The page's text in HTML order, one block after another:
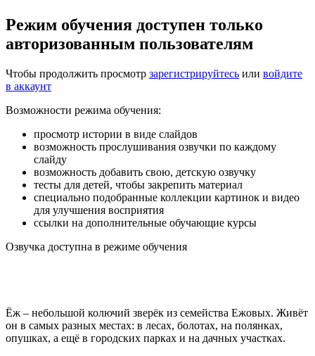
Режим обучения доступен только
авторизованным пользователям
Чтобы продолжить просмотр зарегистрируйтесь или войдите
в аккаунт
Возможности режима обучения:
просмотр истории в виде слайдов
возможность прослушивания озвучки по каждому
слайду
возможность добавить свою, детскую озвучку
тесты для детей, чтобы закрепить материал
специально подобранные коллекции картинок и видео
для улучшения восприятия
ссылки на дополнительные обучающие курсы
Озвучка доступна в режиме обучения
Ёж – небольшой колючий зверёк из семейства Ежовых. Живёт
он в самых разных местах: в лесах, болотах, на полянках,
опушках, а ещё в городских парках и на дачных участках.